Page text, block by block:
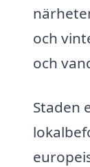
och
och
Staden